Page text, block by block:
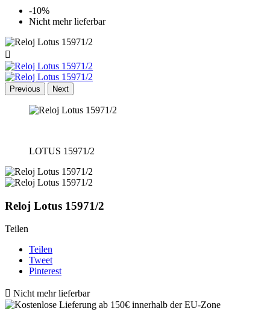
-10%
Nicht mehr lieferbar

Previous Next
LOTUS 15971/2
Reloj Lotus 15971/2
Teilen
Teilen
Tweet
Pinterest
 Nicht mehr lieferbar